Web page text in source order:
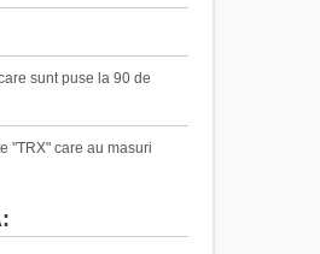
sunt puse la 90 de
"TRX" care au masuri